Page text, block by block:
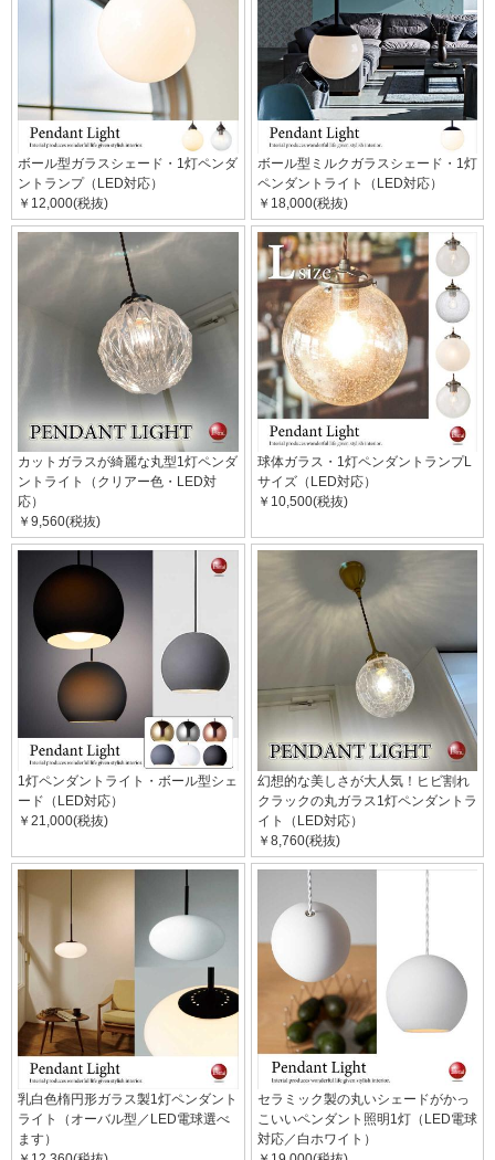
ボール型ガラスシェード・1灯ペンダ
ントランプ（LED対応）
￥12,000(税抜)
ボール型ミルクガラスシェード・1灯
ペンダントライト（LED対応）
￥18,000(税抜)
カットガラスが綺麗な丸型1灯ペンダ
ントライト（クリアー色・LED対
応）
￥9,560(税抜)
球体ガラス・1灯ペンダントランプL
サイズ（LED対応）
￥10,500(税抜)
1灯ペンダントライト・ボール型シェ
ード（LED対応）
￥21,000(税抜)
幻想的な美しさが大人気！ヒビ割れ
クラックの丸ガラス1灯ペンダントラ
イト（LED対応）
￥8,760(税抜)
乳白色楕円形ガラス製1灯ペンダント
ライト（オーバル型／LED電球選べ
ます）
セラミック製の丸いシェードがかっ
こいいペンダント照明1灯（LED電球
対応／白ホワイト）